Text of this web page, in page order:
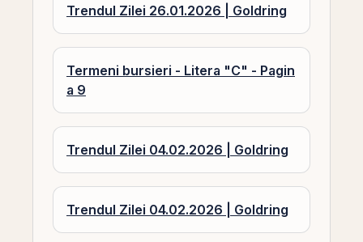
Trendul Zilei 26.01.2026 | Goldring
Termeni bursieri - Litera "C" - Pagin
a 9
Trendul Zilei 04.02.2026 | Goldring
Trendul Zilei 04.02.2026 | Goldring